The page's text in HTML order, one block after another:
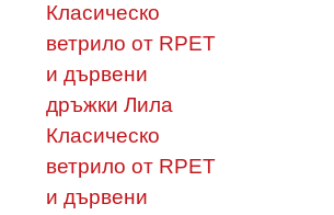
Класическо
ветрило от RPET
и дървени
дръжки Лила
Класическо
ветрило от RPET
и дървени